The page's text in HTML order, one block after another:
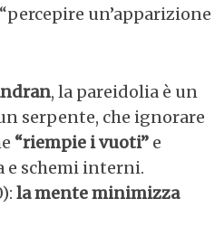
un’apparizione
, la pareidolia è un
serpente, che ignorare
“riempie i vuoti” e
e schemi interni.
la mente minimizza